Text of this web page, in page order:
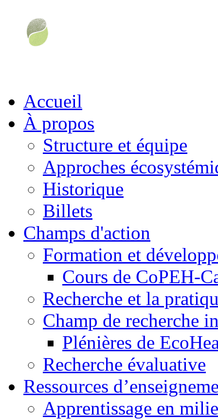
Accueil
À propos
Structure et équipe
Approches
Historique
Billets
Champs d'action
Formation et
Cours de CoPEH-
Recherche et la
Champ de recherche
Plénières de
Recherche évaluative
Ressources
Apprentissage en